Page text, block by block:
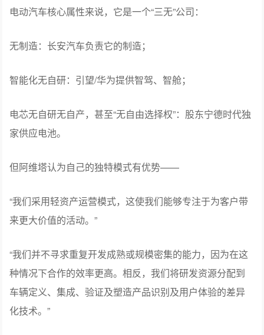
电动汽车核心属性来说，它是一个“三无”公司：
无制造：长安汽车负责它的制造；
智能化无自研：引望/华为提供智驾、智舱；
电芯无自研无自产，甚至“无自由选择权”：股东宁德时代独
家供应电池。
但阿维塔认为自己的独特模式有优势——
“我们采用轻资产运营模式，这使我们能够专注于为客户带
来更大价值的活动。”
“我们并不寻求重复开发成熟或规模密集的能力，因为在这
种情况下合作的效率更高。相反，我们将研发资源分配到
车辆定义、集成、验证及塑造产品识别及用户体验的差异
化技术。”